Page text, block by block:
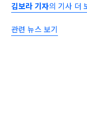
김보라 기자의 기사 더
관련 뉴스 보기